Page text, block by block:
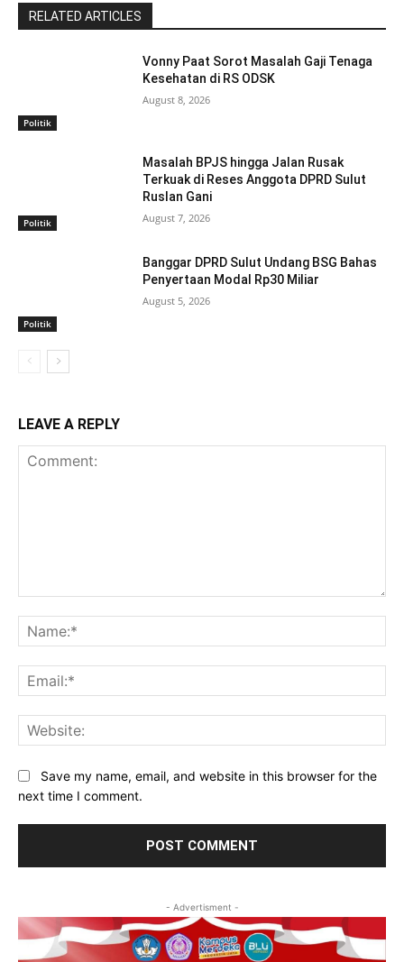
RELATED ARTICLES
Politik
Vonny Paat Sorot Masalah Gaji Tenaga
Kesehatan di RS ODSK
August 8, 2026
Politik
Masalah BPJS hingga Jalan Rusak
Terkuak di Reses Anggota DPRD Sulut
Ruslan Gani
August 7, 2026
Politik
Banggar DPRD Sulut Undang BSG Bahas
Penyertaan Modal Rp30 Miliar
August 5, 2026
LEAVE A REPLY
Save my name, email, and website in this browser for the
next time I comment.
- Advertisment -